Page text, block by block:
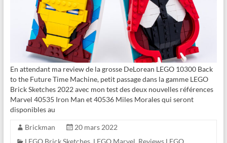
En attendant ma review de la grosse DeLorean LEGO 10300 Back
to the Future Time Machine, petit passage dans la gamme LEGO
Brick Sketches 2022 avec mon test des deux nouvelles références
Marvel 40535 Iron Man et 40536 Miles Morales qui seront
disponibles au
Brickman
20 mars 2022
LEGO Brick Sketches, LEGO Marvel, Reviews LEGO